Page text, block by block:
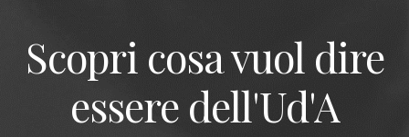
Scopri cosa vuol dire
essere dell'Ud'A